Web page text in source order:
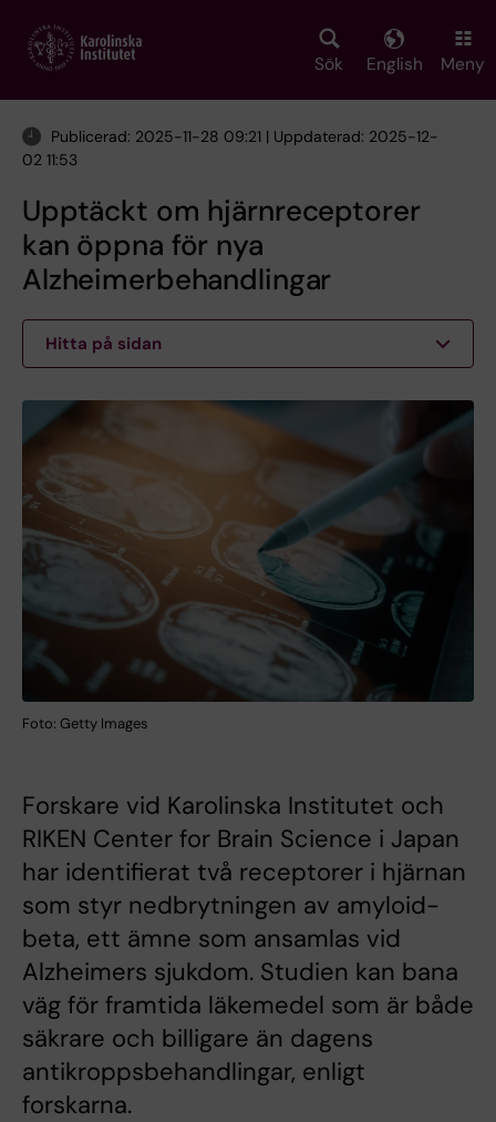
main
Sök English Meny
Publicerad: 2025-11-28 09:21 | Uppdaterad: 2025-12-
02 11:53
Upptäckt om hjärnreceptorer
kan öppna för nya
Alzheimerbehandlingar
Hitta på sidan
Foto: Getty Images
Forskare vid Karolinska Institutet och
RIKEN Center for Brain Science i Japan
har identifierat två receptorer i hjärnan
som styr nedbrytningen av amyloid-
beta, ett ämne som ansamlas vid
Alzheimers sjukdom. Studien kan bana
väg för framtida läkemedel som är både
säkrare och billigare än dagens
antikroppsbehandlingar, enligt
forskarna.